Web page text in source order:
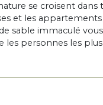
se croisent
et les
sable immaculé
personnes les